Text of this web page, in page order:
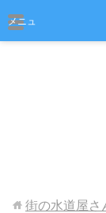
メニュ
街の水道屋さ